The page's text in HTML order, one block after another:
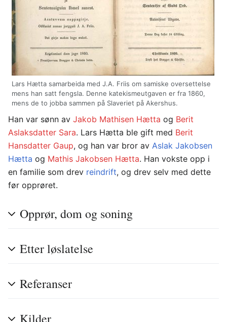
Lars Hætta samarbeida med J.A. Friis om samiske oversettelse
mens han satt fengsla. Denne katekismeutgaven er fra 1860,
mens de to jobba sammen på Slaveriet på Akershus.
Han var sønn av Jakob Mathisen Hætta og Berit
Aslaksdatter Sara. Lars Hætta ble gift med Berit
Hansdatter Gaup, og han var bror av Aslak Jakobsen
Hætta og Mathis Jakobsen Hætta. Han vokste opp i
en familie som drev reindrift, og drev selv med dette
før opprøret.
Opprør, dom og soning
Etter løslatelse
Referanser
Kilder